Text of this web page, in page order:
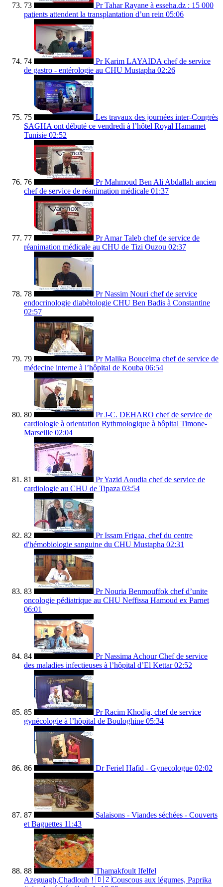
73
Pr Tahar Rayane à esseha.dz : 15 000
patients attendent la transplantation d’un rein 05:06
74
Pr Karim LAYAIDA chef de service
de gastro - entérologie au CHU Mustapha 02:26
75
Les travaux des journées inter-Congrès
SAGHA ont débuté ce vendredi à l’hôtel Royal Hamamet
Tunisie 02:52
76
Pr Mahmoud Ben Ali Abdallah ancien
chef de service de réanimation médicale 01:37
77
Pr Amar Taleb chef de service de
réanimation médicale au CHU de Tizi Ouzou 02:37
78
Pr Nassim Nouri chef de service
endocrinologie diabètologie CHU Ben Badis à Constantine
02:57
79
Pr Malika Boucelma chef de service de
médecine interne à l’hôpital de Kouba 06:54
80
Pr J-C. DEHARO chef de service de
cardiologie à orientation Rythmologique à hôpital Timone-
Marseille 02:04
81
Pr Yazid Aoudia chef de service de
cardiologie au CHU de Tipaza 03:54
82
Pr Issam Frigaa, chef du centre
d'hémobiologie sanguine du CHU Mustapha 02:31
83
Pr Nouria Benmouffok chef d’unite
oncologie pédiatrique au CHU Neffissa Hamoud ex Parnet
06:01
84
Pr Nassima Achour Chef de service
des maladies infectieuses à l’hôpital d’El Kettar 02:52
85
Pr Racim Khodja, chef de service
gynécologie à l’hôpital de Bouloghine 05:34
86 Dr Feriel Hafid - Gynecologue 02:02
87
Salaisons - Viandes séchées - Couverts
et Baguettes 11:43
88
Thamakfoult Ifelfel
Azeguagh,Chadlouh ! 🇩🇿Couscous aux légumes, Paprika